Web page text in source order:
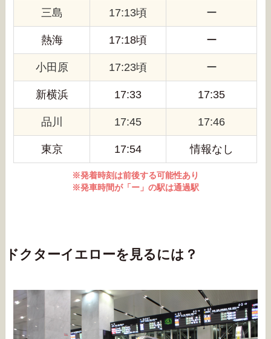
三島 17:13頃 ー
熱海 17:18頃 ー
小田原 17:23頃 ー
新横浜 17:33 17:35
品川 17:45 17:46
東京 17:54 情報なし
※発着時刻は前後する可能性あり
※発車時間が「ー」の駅は通過駅
ドクターイエローを見るには？